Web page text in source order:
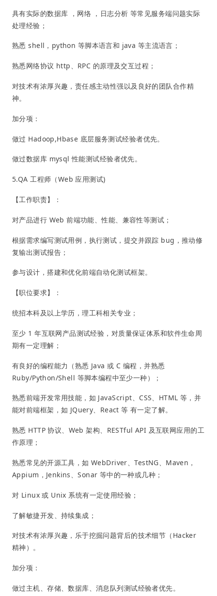
具有实际的数据库 ，网络 ，日志分析 等常见服务端问题实际
处理经验；
熟悉 shell，python 等脚本语言和 java 等主流语言；
熟悉网络协议 http、RPC 的原理及交互过程；
对技术有浓厚兴趣，责任感主动性强以及良好的团队合作精
神。
加分项：
做过 Hadoop,Hbase 底层服务测试经验者优先。
做过数据库 mysql 性能测试经验者优先。
5.QA 工程师（Web 应用测试)
【工作职责】：
对产品进行 Web 前端功能、性能、兼容性等测试；
根据需求编写测试用例，执行测试，提交并跟踪 bug，推动修
复输出测试报告；
参与设计，搭建和优化前端自动化测试框架。
【职位要求】：
统招本科及以上学历，理工科相关专业；
至少 1 年互联网产品测试经验，对质量保证体系和软件生命周
期有一定理解；
有良好的编程能力（熟悉 Java 或 C 编程，并熟悉
Ruby/Python/Shell 等脚本编程中至少一种）；
熟悉前端开发常用技能，如 JavaScript、CSS、HTML 等，并
能对前端框架，如 JQuery、React 等 有一定了解。
熟悉 HTTP 协议、Web 架构、RESTful API 及互联网应用的工
作原理；
熟悉常见的开源工具，如 WebDriver、TestNG、Maven，
Appium，Jenkins、Sonar 等中的一种或几种；
对 Linux 或 Unix 系统有一定使用经验；
了解敏捷开发、持续集成；
对技术有浓厚兴趣，乐于挖掘问题背后的技术细节（Hacker
精神）。
加分项：
做过主机、存储、数据库、消息队列测试经验者优先。